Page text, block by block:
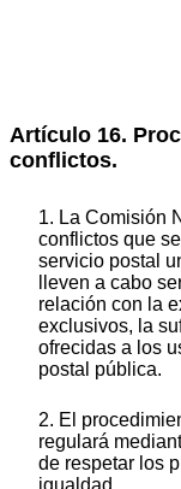
Artículo 16.
conflictos.
1. La Comisión
conflictos que
servicio postal
lleven a cabo
relación con la
exclusivos, la
ofrecidas a los
postal pública.
2. El
regulará
de respetar los
igualdad.